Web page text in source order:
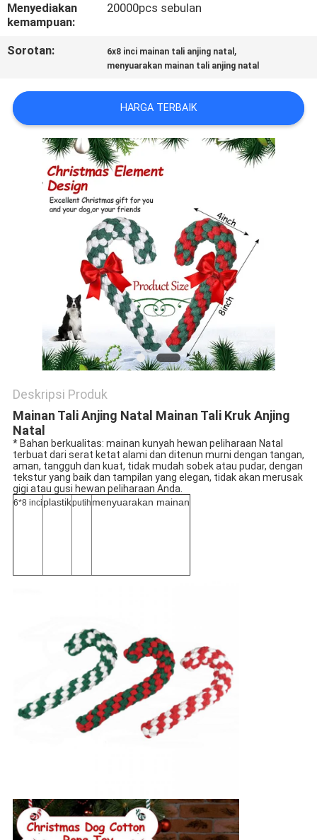
SITEMAP
PRIVACY
POLICY
Menyediakan
kemampuan:
20000pcs sebulan
Sorotan: 6x8 inci mainan tali anjing natal ,
menyuarakan mainan tali anjing natal
HARGA TERBAIK
Deskripsi Produk
Mainan Tali Anjing Natal Mainan Tali Kruk Anjing
Natal
* Bahan berkualitas: mainan kunyah hewan peliharaan Natal
terbuat dari serat ketat alami dan ditenun murni dengan tangan,
aman, tangguh dan kuat, tidak mudah sobek atau pudar, dengan
tekstur yang baik dan tampilan yang elegan, tidak akan merusak
gigi atau gusi hewan peliharaan Anda.
6*8 inci plastikputih menyuarakan mainan